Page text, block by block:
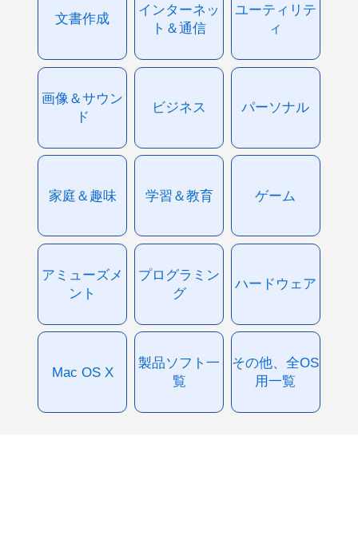
文書作成
インターネッ
ト＆通信
ユーティリテ
ィ
画像＆サウン
ド
ビジネス パーソナル
家庭＆趣味 学習＆教育 ゲーム
アミューズメ
ント
プログラミン
グ
ハードウェア
Mac OS X
製品ソフト一
覧
その他、全OS
用一覧